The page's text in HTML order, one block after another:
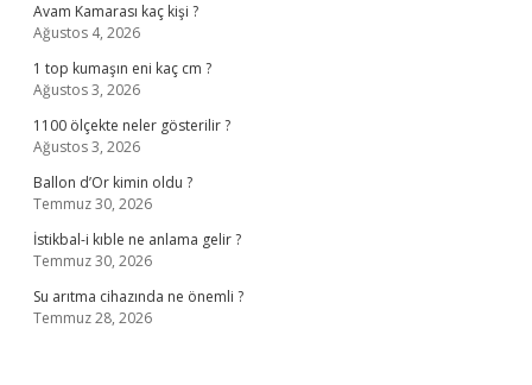
Avam Kamarası kaç kişi ?
Ağustos 4, 2026
1 top kumaşın eni kaç cm ?
Ağustos 3, 2026
1100 ölçekte neler gösterilir ?
Ağustos 3, 2026
Ballon d’Or kimin oldu ?
Temmuz 30, 2026
İstikbal-i kıble ne anlama gelir ?
Temmuz 30, 2026
Su arıtma cihazında ne önemli ?
Temmuz 28, 2026